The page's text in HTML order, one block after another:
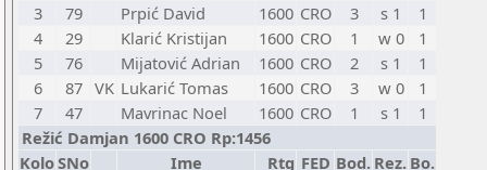
3
79 Prpić David 1600 CRO 3 s 1
1
4
29 Klarić Kristijan 1600 CRO 1 w 0
1
5
76 Mijatović Adrian 1600 CRO 2 s 1
1
6
87 VK Lukarić Tomas 1600 CRO 3 w 0
1
7
47 Mavrinac Noel 1600 CRO 1 s 1
1
Režić Damjan 1600 CRO Rp:1456
KoloSNo Ime Rtg FED Bod. Rez. Bo.